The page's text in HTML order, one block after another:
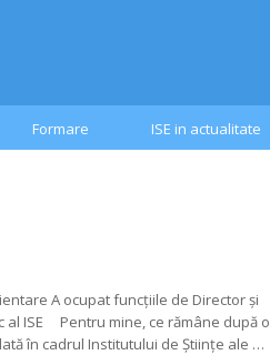
Formare ISE in actualitate
A ocupat funcţiile de Director şi
al ISE Pentru mine, ce rămâne după o
în cadrul Institutului de Ştiinţe ale …